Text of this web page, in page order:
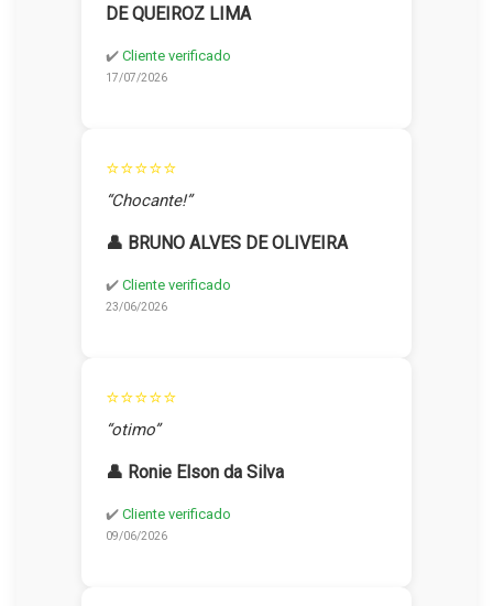
DE QUEIROZ LIMA
✔️ Cliente verificado
17/07/2026
⭐⭐⭐⭐⭐
“Chocante!”
👤 BRUNO ALVES DE OLIVEIRA
✔️ Cliente verificado
23/06/2026
⭐⭐⭐⭐⭐
“otimo”
👤 Ronie Elson da Silva
✔️ Cliente verificado
09/06/2026